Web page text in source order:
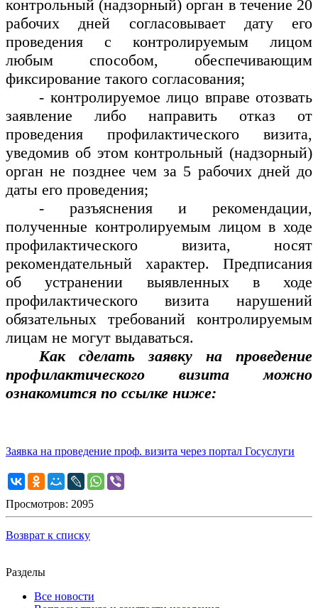
контрольный (надзорный) орган в течение 20
рабочих дней согласовывает дату его
проведения с контролируемым лицом
любым способом, обеспечивающим
фиксирование такого согласования;
- контролируемое лицо вправе отозвать
заявление либо направить отказ от
проведения профилактического визита,
уведомив об этом контрольный (надзорный)
орган не позднее чем за 5 рабочих дней до
даты его проведения;
- разъяснения и рекомендации,
полученные контролируемым лицом в ходе
профилактического визита, носят
рекомендательный характер. Предписания
об устранении выявленных в ходе
профилактического визита нарушений
обязательных требований контролируемым
лицам не могут выдаваться.
Как сделать заявку на проведение
профилактического визита можно
ознакомится по ссылке ниже:
Заявка на проведение проф. визита через портал Госуслуги
Просмотров: 2095
Возврат к списку
Разделы
Все новости